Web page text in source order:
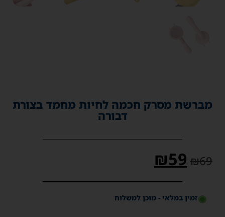
מברשת מסרק חכמה לחיות מחמד בצורת
דבורה
₪69
₪59
זמין במלאי - מוכן למשלוח